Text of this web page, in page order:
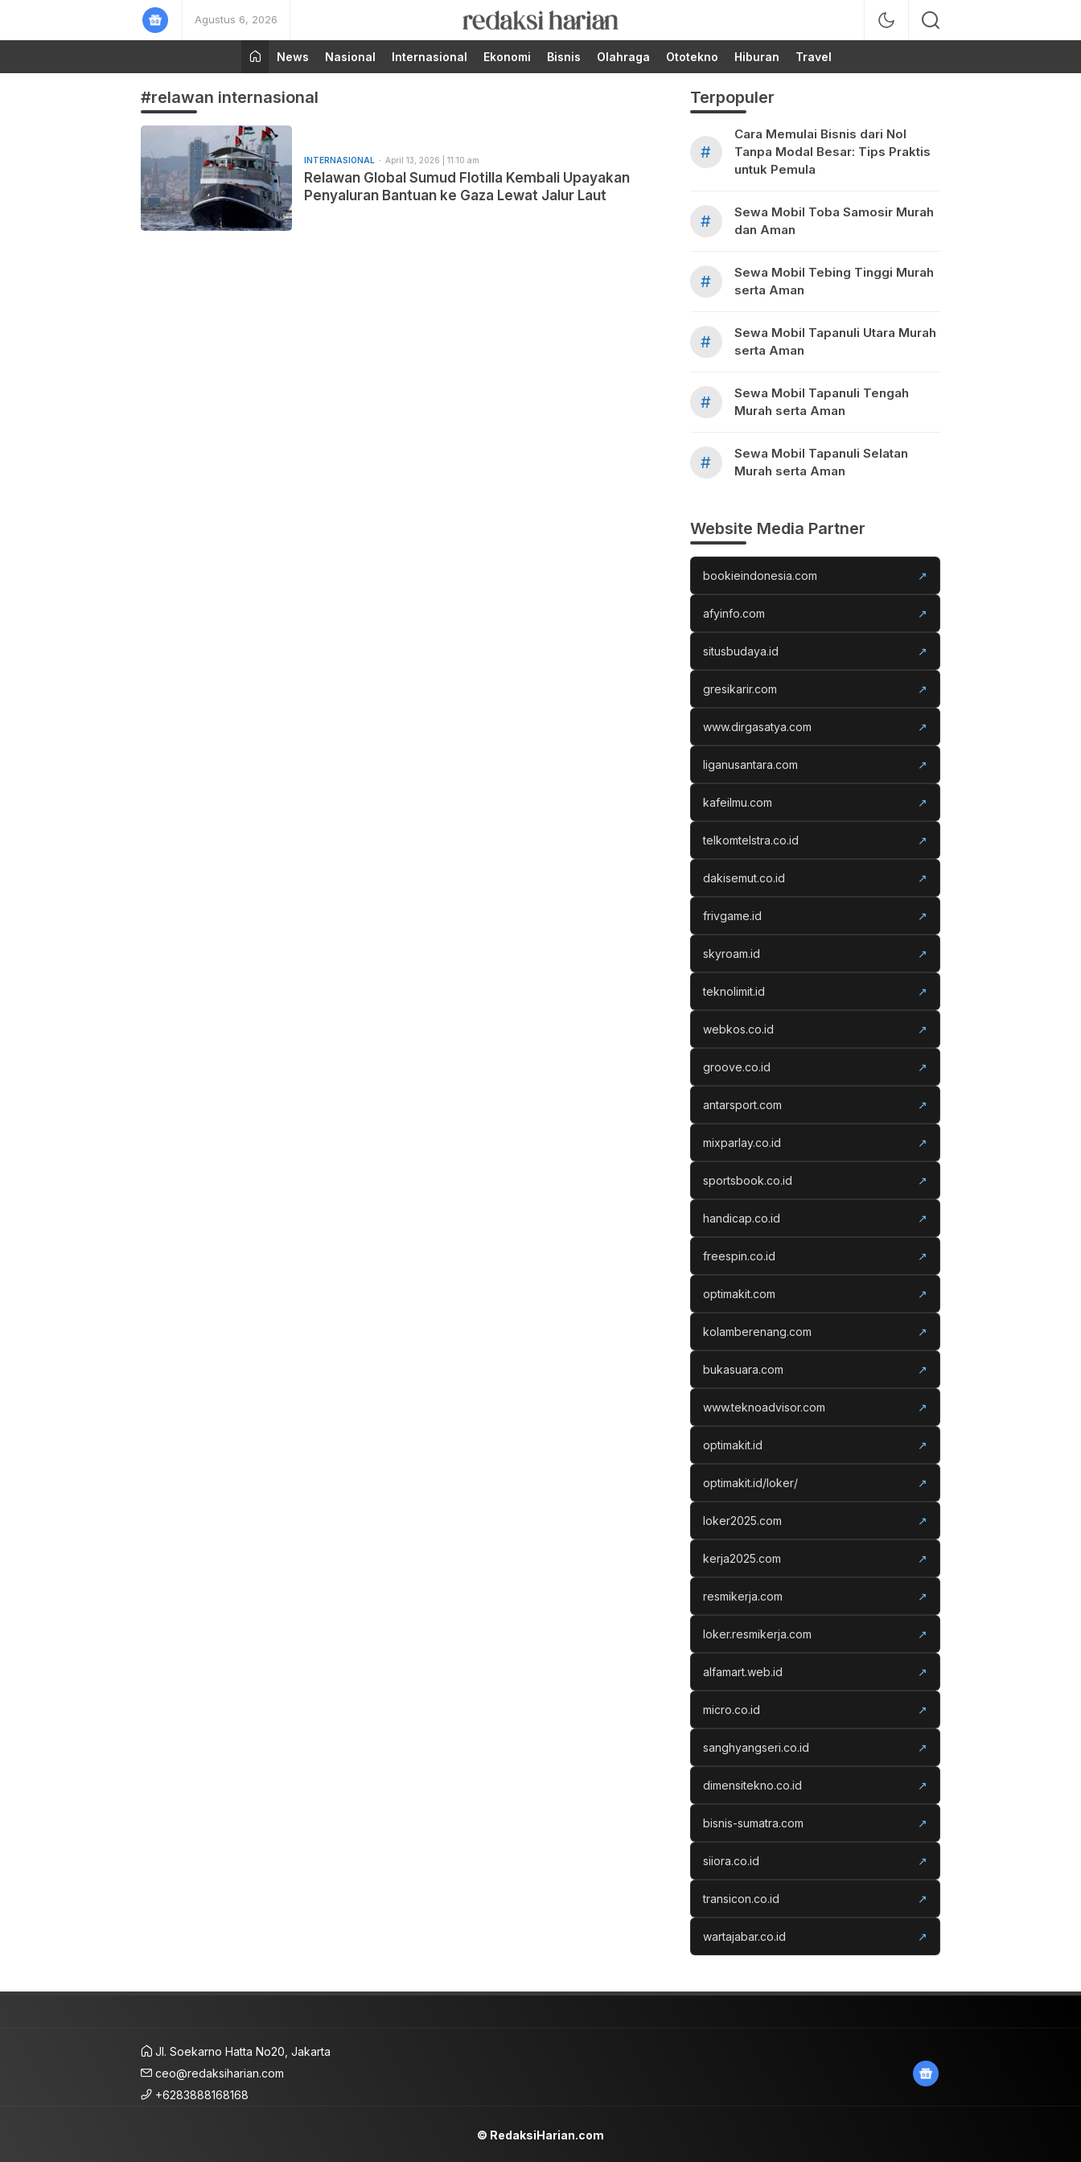
Agustus 6, 2026
RedaksiHarian.com
Berita Terupdate dari
Redaksi Harian!
News
Nasional Internasional Ekonomi Bisnis Olahraga Ototekno Hiburan Travel
#relawan internasional
INTERNASIONAL April 13, 2026 | 11:10 am
Relawan Global Sumud Flotilla Kembali Upayakan
Penyaluran Bantuan ke Gaza Lewat Jalur Laut
Terpopuler
#
Cara Memulai Bisnis dari Nol
Tanpa Modal Besar: Tips Praktis
untuk Pemula
#
Sewa Mobil Toba Samosir Murah
dan Aman
#
Sewa Mobil Tebing Tinggi Murah
serta Aman
#
Sewa Mobil Tapanuli Utara Murah
serta Aman
#
Sewa Mobil Tapanuli Tengah
Murah serta Aman
#
Sewa Mobil Tapanuli Selatan
Murah serta Aman
Website Media Partner
bookieindonesia.com ↗
afyinfo.com ↗
situsbudaya.id ↗
gresikarir.com ↗
www.dirgasatya.com ↗
liganusantara.com ↗
kafeilmu.com ↗
telkomtelstra.co.id ↗
dakisemut.co.id ↗
frivgame.id ↗
skyroam.id ↗
teknolimit.id ↗
webkos.co.id ↗
groove.co.id ↗
antarsport.com ↗
mixparlay.co.id ↗
sportsbook.co.id ↗
handicap.co.id ↗
freespin.co.id ↗
optimakit.com ↗
kolamberenang.com ↗
bukasuara.com ↗
www.teknoadvisor.com ↗
optimakit.id ↗
optimakit.id/loker/ ↗
loker2025.com ↗
kerja2025.com ↗
resmikerja.com ↗
loker.resmikerja.com ↗
alfamart.web.id ↗
micro.co.id ↗
sanghyangseri.co.id ↗
dimensitekno.co.id ↗
bisnis-sumatra.com ↗
siiora.co.id ↗
transicon.co.id ↗
wartajabar.co.id ↗
Jl. Soekarno Hatta No20, Jakarta
ceo@redaksiharian.com
+6283888168168
© RedaksiHarian.com